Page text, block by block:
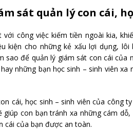
sát quản lý con cái,
công việc kiếm tiền ngoài kia,
kiện cho những kẻ xấu lợi dụng,
sao để quản lý giám sát con cái của
những bạn học sinh – sinh viên
cái, học sinh – sinh viên của công
con bạn tránh xa những cám
cái của bạn được an toàn.